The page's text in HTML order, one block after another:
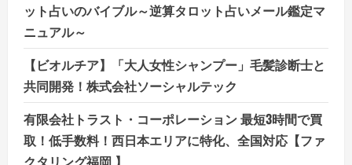
ット占いのバイブル～逆算タロット占いメール鑑定マ
ニュアル～
【ビオルチア】「大人女性シャンプー」毛髪診断士と
共同開発！株式会社ソーシャルテック
有限会社トラスト・コーポレーション 最短3時間で買
取！低手数料！西日本エリアに特化、全国対応【ファ